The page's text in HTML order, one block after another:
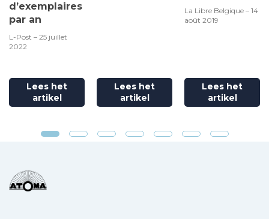
d’exemplaires
par an
L-Post – 25 juillet
2022
Lees het
artikel
Lees het
artikel
La Libre Belgique – 14
août 2019
Lees het
artikel